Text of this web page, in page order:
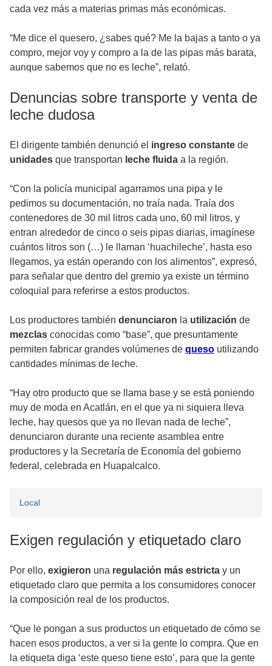
cada vez más a materias primas más económicas.
“Me dice el quesero, ¿sabes qué? Me la bajas a tanto o ya
compro, mejor voy y compro a la de las pipas más barata,
aunque sabemos que no es leche”, relató.
Denuncias sobre transporte y venta de
leche dudosa
El dirigente también denunció el ingreso constante de
unidades que transportan leche fluida a la región.
“Con la policía municipal agarramos una pipa y le
pedimos su documentación, no traía nada. Traía dos
contenedores de 30 mil litros cada uno, 60 mil litros, y
entran alrededor de cinco o seis pipas diarias, imagínese
cuántos litros son (…) le llaman ‘huachileche’, hasta eso
llegamos, ya están operando con los alimentos”, expresó,
para señalar que dentro del gremio ya existe un término
coloquial para referirse a estos productos.
Los productores también denunciaron la utilización de
mezclas conocidas como “base”, que presuntamente
permiten fabricar grandes volúmenes de queso utilizando
cantidades mínimas de leche.
“Hay otro producto que se llama base y se está poniendo
muy de moda en Acatlán, en el que ya ni siquiera lleva
leche, hay quesos que ya no llevan nada de leche”,
denunciaron durante una reciente asamblea entre
productores y la Secretaría de Economía del gobierno
federal, celebrada en Huapalcalco.
Local
Exigen regulación y etiquetado claro
Por ello, exigieron una regulación más estricta y un
etiquetado claro que permita a los consumidores conocer
la composición real de los productos.
“Que le pongan a sus productos un etiquetado de cómo se
hacen esos productos, a ver si la gente lo compra. Que en
la etiqueta diga ‘este queso tiene esto’, para que la gente